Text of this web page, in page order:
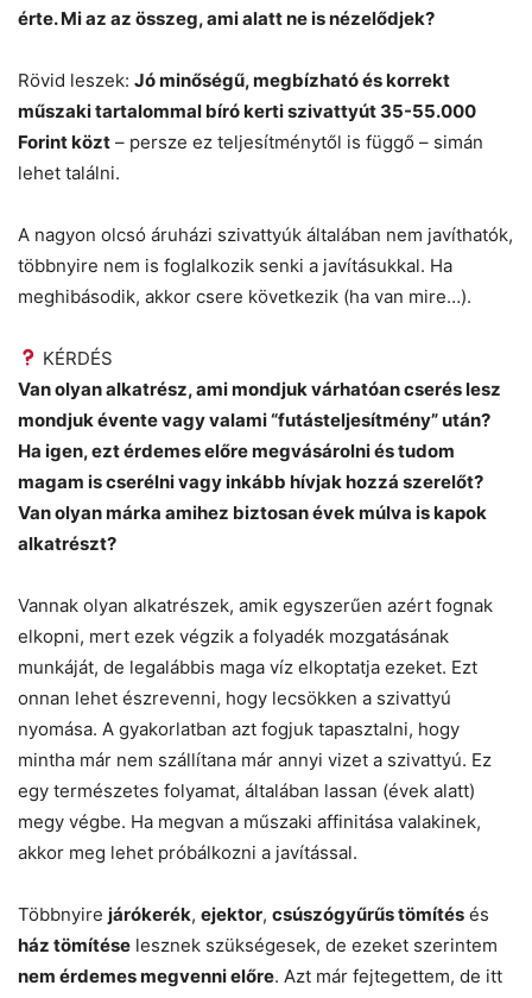
érte. Mi az az összeg, ami alatt ne is nézelődjek?
Rövid leszek: Jó minőségű, megbízható és korrekt
műszaki tartalommal bíró kerti szivattyút 35-55.000
Forint közt – persze ez teljesítménytől is függő – simán
lehet találni.
A nagyon olcsó áruházi szivattyúk általában nem javíthatók,
többnyire nem is foglalkozik senki a javításukkal. Ha
meghibásodik, akkor csere következik (ha van mire…).
KÉRDÉS
Van olyan alkatrész, ami mondjuk várhatóan cserés lesz
mondjuk évente vagy valami “futásteljesítmény” után?
Ha igen, ezt érdemes előre megvásárolni és tudom
magam is cserélni vagy inkább hívjak hozzá szerelőt?
Van olyan márka amihez biztosan évek múlva is kapok
alkatrészt?
Vannak olyan alkatrészek, amik egyszerűen azért fognak
elkopni, mert ezek végzik a folyadék mozgatásának
munkáját, de legalábbis maga víz elkoptatja ezeket. Ezt
onnan lehet észrevenni, hogy lecsökken a szivattyú
nyomása. A gyakorlatban azt fogjuk tapasztalni, hogy
mintha már nem szállítana már annyi vizet a szivattyú. Ez
egy természetes folyamat, általában lassan (évek alatt)
megy végbe. Ha megvan a műszaki affinitása valakinek,
akkor meg lehet próbálkozni a javítással.
Többnyire járókerék, ejektor, csúszógyűrűs tömítés és
ház tömítése lesznek szükségesek, de ezeket szerintem
nem érdemes megvenni előre. Azt már fejtegettem, de itt